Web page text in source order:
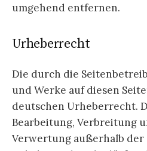
umgehend entfernen.
Urheberrecht
Die durch die
und Werke auf diesen
deutschen Urheberrecht.
Bearbeitung, Verbreitung
Verwertung außerhalb der